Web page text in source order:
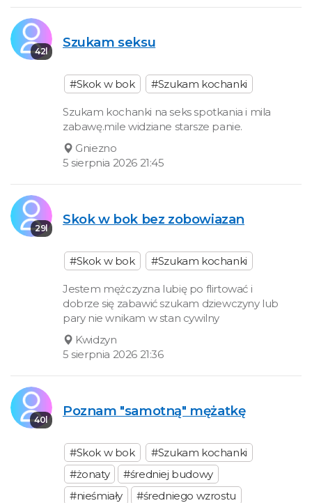
42l
Szukam seksu
#Skok w bok #Szukam kochanki
Szukam kochanki na seks spotkania i mila
zabawę.mile widziane starsze panie.
Gniezno
5 sierpnia 2026 21:45
29l
Skok w bok bez zobowiazan
#Skok w bok #Szukam kochanki
Jestem mężczyzna lubię po flirtować i
dobrze się zabawić szukam dziewczyny lub
pary nie wnikam w stan cywilny
Kwidzyn
5 sierpnia 2026 21:36
40l
Poznam "samotną" mężatkę
#Skok w bok
#Szukam kochanki
#żonaty
#średniej budowy
#nieśmiały
#średniego wzrostu